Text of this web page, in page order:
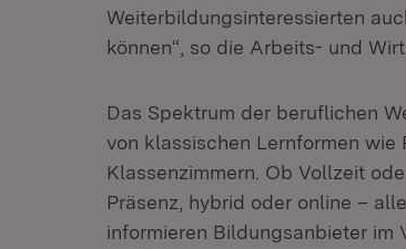
Weiterbildungsinteressierten
können“, so die Arbeits- und
Das Spektrum der beruflichen
von klassischen Lernformen
Klassenzimmern. Ob Vollzeit
Präsenz, hybrid oder online –
informieren Bildungsanbieter im